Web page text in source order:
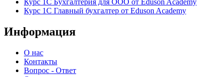
Курс 1С Бухгалтерия для ООО от Eduson Academy
Курс 1С Главный бухгалтер от Eduson Academy
Информация
О нас
Контакты
Вопрос - Ответ